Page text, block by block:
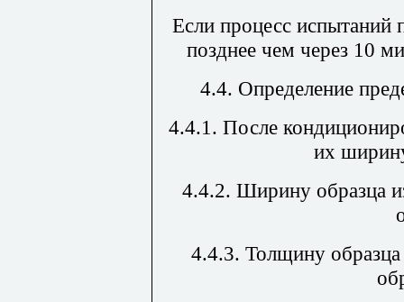
Если процесс испытаний
позднее чем через 10
4.4. Определение
4.4.1. После
их
4.4.2. Ширину образца
4.4.3. Толщину